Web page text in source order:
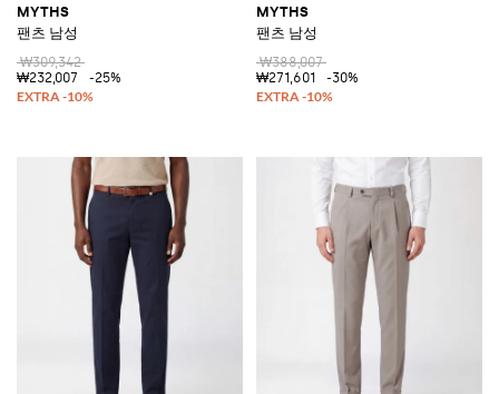
MYTHS
팬츠 남성
₩309,342
₩232,007
-25%
MYTHS
팬츠 남성
₩388,007
₩271,601
-30%